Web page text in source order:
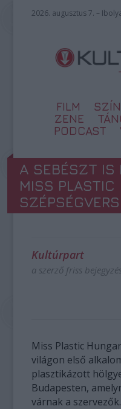
2026. augusztus 7. –
FILM
ZENE
PODCAST
A SEBÉSZT
MISS PLASTIC
Kultúrpart
a szerző friss
Miss Plastic
világon első
plasztikázott
Budapesten,
várnak a szervezők.